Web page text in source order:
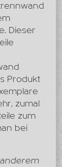
Dieser
Produkt
zumal
zum
bei